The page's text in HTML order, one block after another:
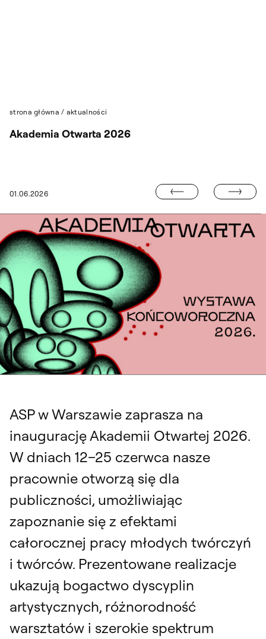
strona główna / aktualności
01.06.2026
Akademia Otwarta 2026
SPOTKANIE AUTORSKIE W ASP SHOWROOM
„POCZTÓWKA
ASP w Warszawie zaprasza na
inaugurację Akademii Otwartej 2026.
W dniach 12–25 czerwca nasze
pracownie otworzą się dla
publiczności, umożliwiając
zapoznanie się z efektami
całorocznej pracy młodych twórczyń
i twórców. Prezentowane realizacje
ukazują bogactwo dyscyplin
artystycznych, różnorodność
warsztatów i szerokie spektrum